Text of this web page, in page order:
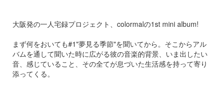
大阪発の一人宅録プロジェクト、colormalの1st mini album!
まず何をおいても#1"夢見る季節"を聞いてから。そこからアル
バムを通して聞いた時に広がる彼の音楽的背景、いま出したい
音、感じていること、その全てが息づいた生活感を持って寄り
添ってくる。